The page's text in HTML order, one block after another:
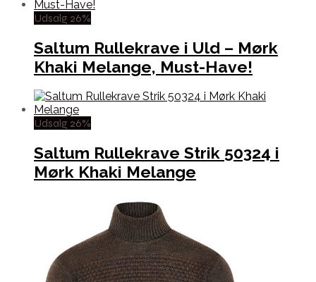
Udsalg 26%
Saltum Rullekrave i Uld – Mørk
Khaki Melange, Must-Have!
Udsalg 26%
Saltum Rullekrave Strik 50324 i
Mørk Khaki Melange